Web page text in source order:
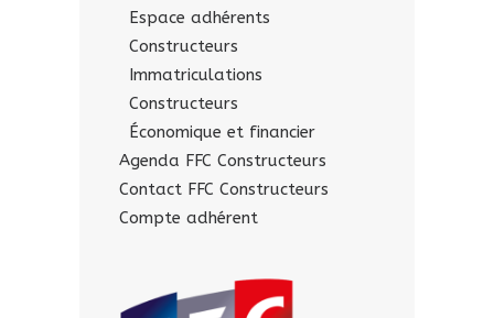
Espace adhérents
Constructeurs
Immatriculations
Constructeurs
Économique et financier
Agenda FFC Constructeurs
Contact FFC Constructeurs
Compte adhérent